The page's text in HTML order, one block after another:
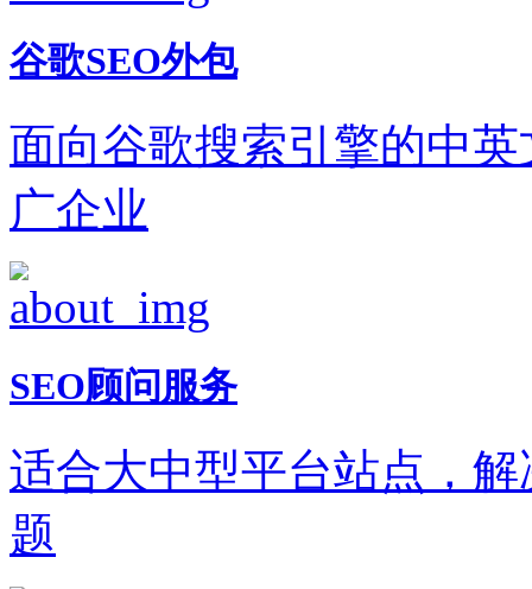
谷歌SEO外包
面向谷歌搜索引擎的中
广企业
SEO顾问服务
适合大中型平台站点，
题